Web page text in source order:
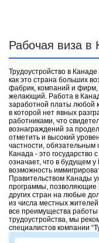
Рабочая виза в
Трудоустройство в
как это страна больших
фабрик, компаний и фирм,
желающий. Работа в
заработной платы любой
в которой нет явных
работниками, что
вознаграждений за
отметить и высокий
частности,
Канада - это государство
означает, что в будущем
возможность
Правительством Канады
программы, позволяющие
других стран на любые
из числа местных
все преимущества работы
трудоустройства, мы
специалистов компании